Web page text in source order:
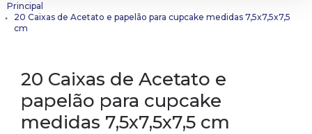
Principal
20 Caixas de Acetato e papelão para cupcake medidas 7,5x7,5x7,5
cm
20 Caixas de Acetato e
papelão para cupcake
medidas 7,5x7,5x7,5 cm